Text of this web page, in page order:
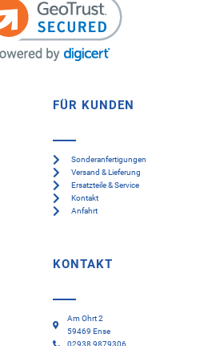
FÜR KUNDEN
Sonderanfertigungen
Versand & Lieferung
Ersatzteile & Service
Kontakt
Anfahrt
KONTAKT
Am Ohrt 2
59469 Ense
02938 9879306